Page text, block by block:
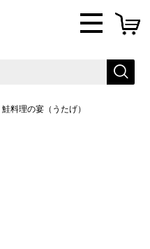
鮭料理の宴（うたげ）